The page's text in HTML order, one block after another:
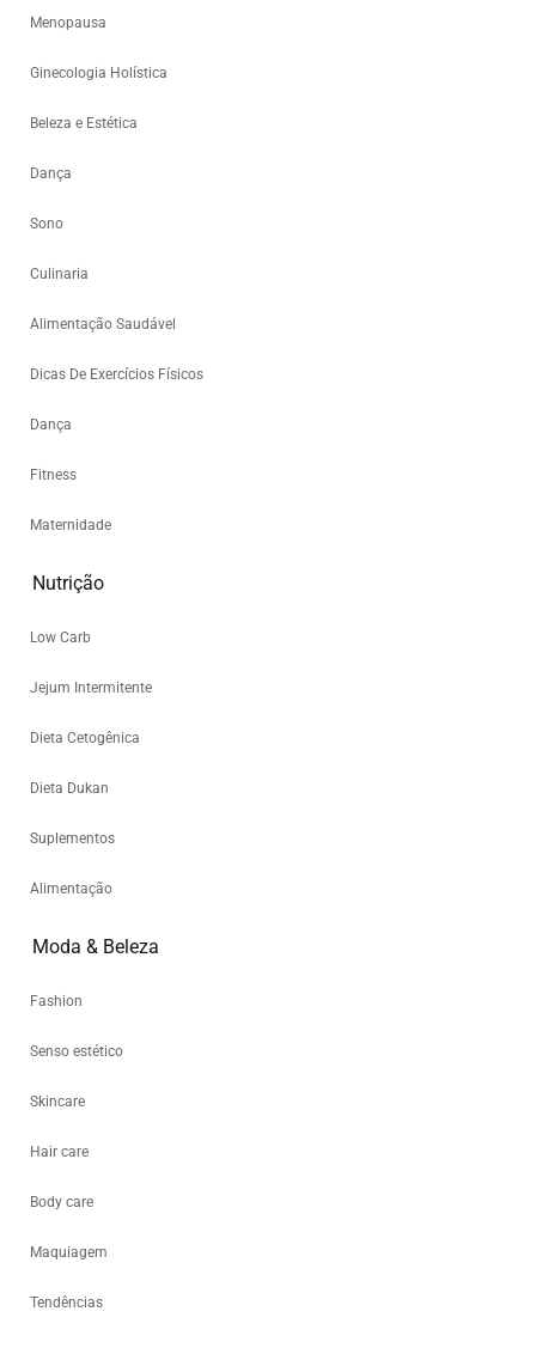
Menopausa
Ginecologia Holística
Beleza e Estética
Dança
Sono
Culinaria
Alimentação Saudável
Dicas De Exercícios Físicos
Dança
Fitness
Maternidade
Nutrição
Low Carb
Jejum Intermitente
Dieta Cetogênica
Dieta Dukan
Suplementos
Alimentação
Moda & Beleza
Fashion
Senso estético
Skincare
Hair care
Body care
Maquiagem
Tendências